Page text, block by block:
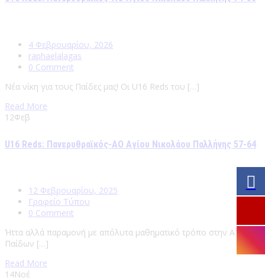
4 Φεβρουαρίου, 2026
raphaelalagas
0 Comment
Νέα νίκη για τους Παίδες μας! Οι U16 Reds του […]
Read More
12Φεβ
U16 Reds: Πανερυθραϊκός-ΑΟ Αγίου Νικολάου Παλλήνης 57-64
12 Φεβρουαρίου, 2025
Γραφείο Τύπου
0 Comment
Ήττα αλλά παραμονή με απόλυτα μαθηματικό τρόπο στην Α1
Παίδων […]
Read More
14Νοέ